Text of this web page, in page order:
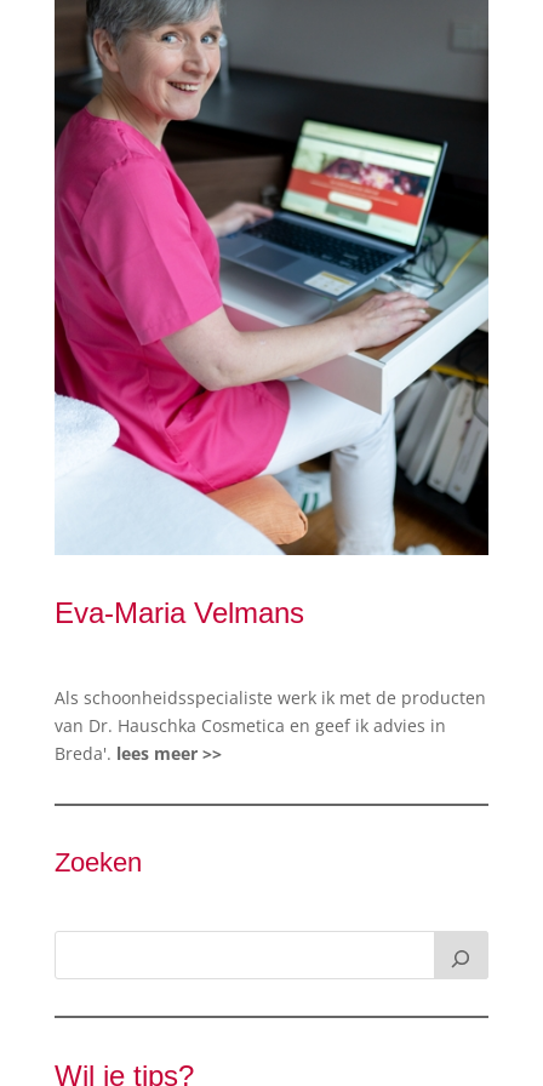
Eva-Maria Velmans
Als schoonheidsspecialiste werk ik met de producten
van Dr. Hauschka Cosmetica en geef ik advies in
Breda'. lees meer >>
Zoeken
Wil je tips?